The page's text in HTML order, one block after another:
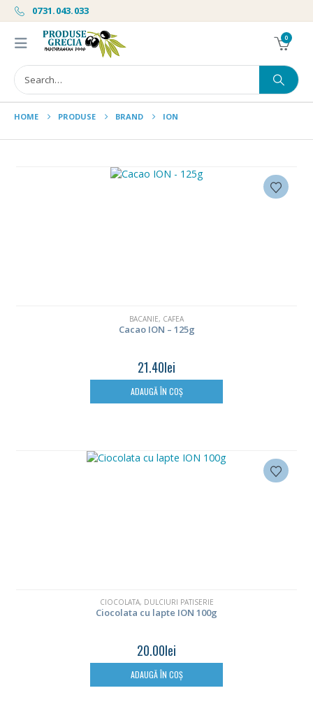
0731.043.033
0
HOME PRODUSE BRAND ION
BACANIE, CAFEA
Cacao ION – 125g
21.40lei
ADAUGĂ ÎN COȘ
CIOCOLATA, DULCIURI PATISERIE
Ciocolata cu lapte ION 100g
20.00lei
ADAUGĂ ÎN COȘ